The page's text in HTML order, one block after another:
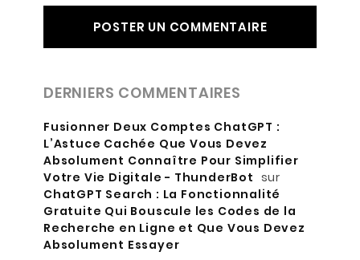
DERNIERS COMMENTAIRES
Fusionner Deux Comptes ChatGPT :
L’Astuce Cachée Que Vous Devez
Absolument Connaître Pour Simplifier
Votre Vie Digitale - ThunderBot sur
ChatGPT Search : La Fonctionnalité
Gratuite Qui Bouscule les Codes de la
Recherche en Ligne et Que Vous Devez
Absolument Essayer